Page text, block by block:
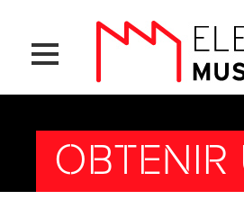
contenu
principal
OBTENIR